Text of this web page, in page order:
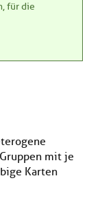
für die
mit je
Karten